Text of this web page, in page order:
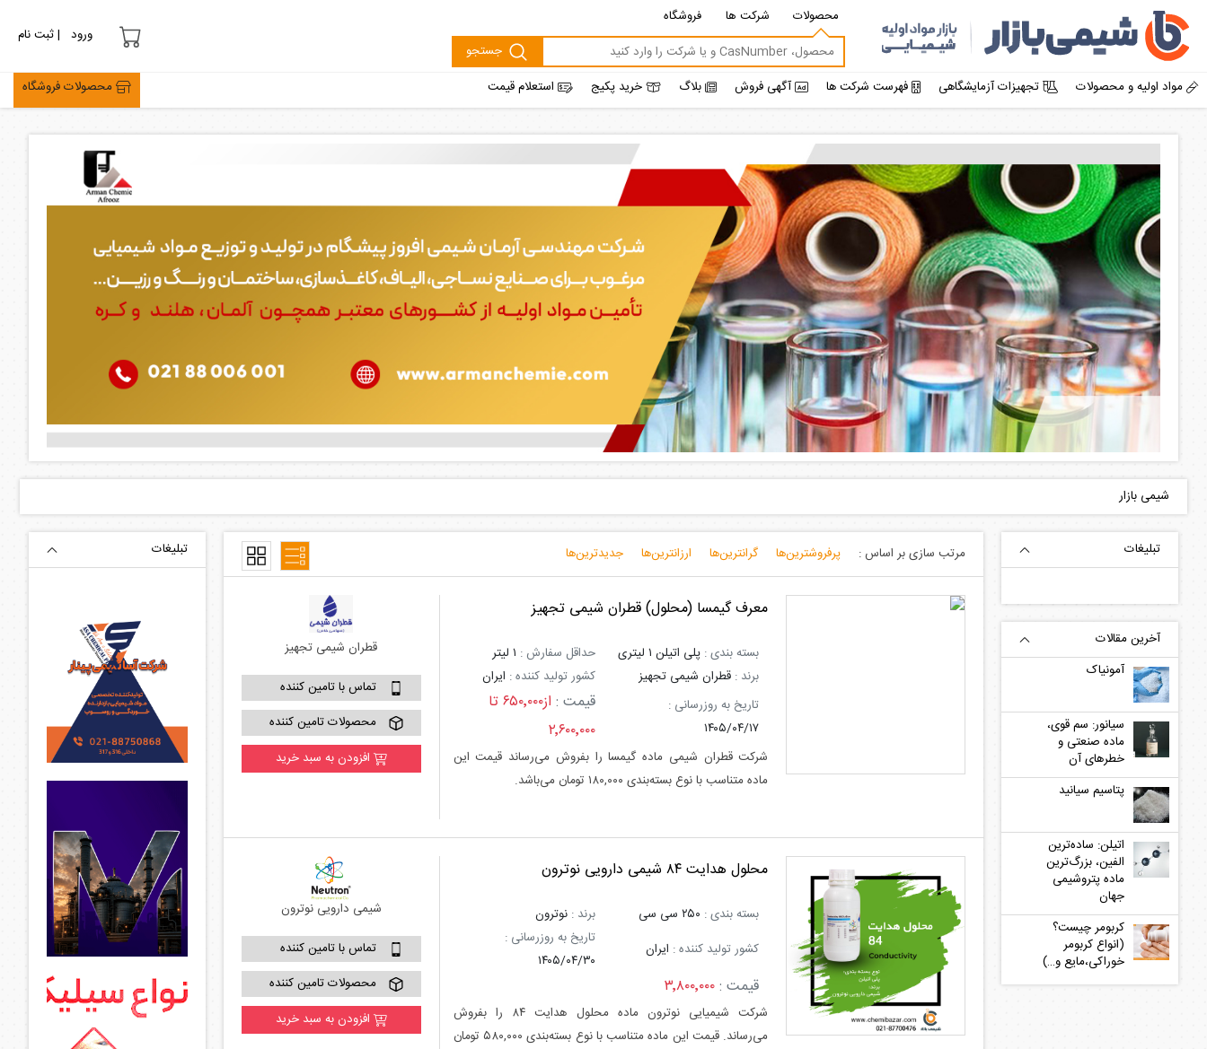
ورود | ثبت نام
محصولات شرکت ها فروشگاه
مواد اولیه و محصولات تجهیزات آزمایشگاهی فهرست شرکت ها آگهی فروش بلاگ خرید پکیج استعلام قیمت محصولات فروشگاه
شیمی بازار
آمونیاک
سیانور: سم قوی،
ماده صنعتی و
خطرهای آن
پتاسیم سیانید
اتیلن: ساده‌ترین
الفین، بزرگ‌ترین
ماده پتروشیمی
جهان
کربومر چیست؟
(انواع کربومر
خوراکی،مایع و…)
مرتب سازی بر اساس :
معرف گیمسا (محلول) قطران شیمی تجهیز
بسته بندی : پلی اتیلن ۱ لیتری حداقل سفارش : ۱ لیتر
برند : قطران شیمی تجهیز کشور تولید کننده : ایران
تاریخ به روزرسانی :
۱۴۰۵/۰۴/۱۷
قیمت :
از۶۵۰٬۰۰۰ تا
۲٬۶۰۰٬۰۰۰
شرکت قطران شیمی ماده گیمسا را بفروش می‌رساند قیمت این
ماده متناسب با نوع بسته‌بندی ۱۸۰,۰۰۰ تومان می‌باشد.
قطران شیمی تجهیز
تماس با تامین کننده
محصولات تامین کننده
افزودن به سبد خرید
محلول هدایت ۸۴ شیمی دارویی نوترون
بسته بندی : ۲۵۰ سی سی برند :نوترون
کشور تولید کننده : ایران
تاریخ به روزرسانی :
۱۴۰۵/۰۴/۳۰
قیمت :۳٬۸۰۰٬۰۰۰
شرکت شیمیایی نوترون ماده محلول هدایت ۸۴ را بفروش
می‌رساند. قیمت این ماده متناسب با نوع بسته‌بندی ۵۸۰,۰۰۰ تومان
شیمی دارویی نوترون
تماس با تامین کننده
محصولات تامین کننده
افزودن به سبد خرید